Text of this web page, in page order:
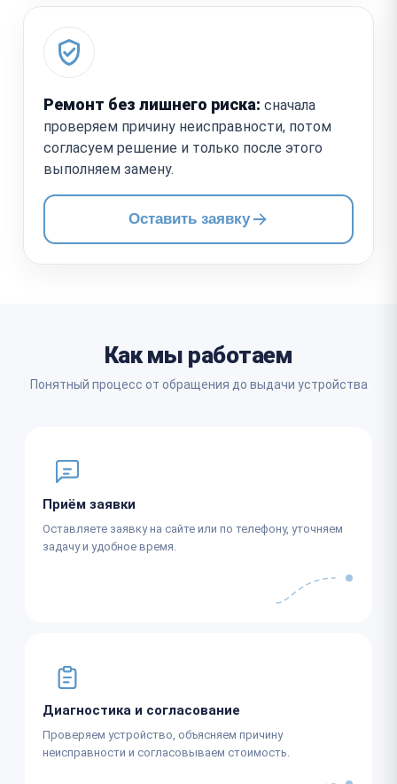
Ремонт без лишнего риска: сначала
проверяем причину неисправности, потом
согласуем решение и только после этого
выполняем замену.
Оставить заявку
Как мы работаем
Понятный процесс от обращения до выдачи устройства
Приём заявки
Оставляете заявку на сайте или по телефону, уточняем
задачу и удобное время.
Диагностика и согласование
Проверяем устройство, объясняем причину
неисправности и согласовываем стоимость.